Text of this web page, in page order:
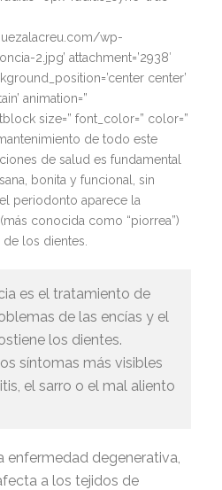
wp-
2.jpg’ attachment=’2938′
center’
animation=”
size=” font_color=” color=”
de todo este
de salud es fundamental
bonita y funcional, sin
periodonto aparece la
conocida como “piorrea”)
los dientes.
es el tratamiento de
de las encías y el
los dientes.
síntomas más visibles
el sarro o el mal aliento
enfermedad degenerativa,
a los tejidos de